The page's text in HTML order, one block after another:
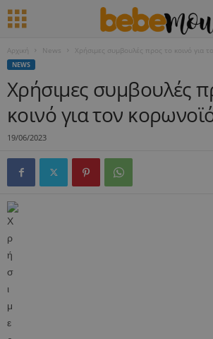
Αρχική News Χρήσιμες συμβουλές προς το κοινό για
NEWS
Χρήσιμες συμβουλές
κοινό για τον
19/06/2023